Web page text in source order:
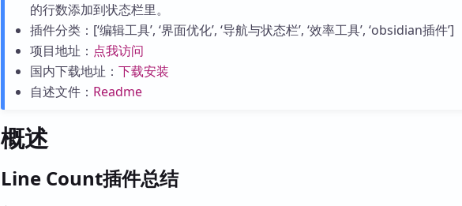
的行数添加到状态栏里。
插件分类：[‘编辑工具’, ‘界面优化’, ‘导航与状态栏’, ‘效率工具’, ‘obsidian插件’]
项目地址： 点我访问
国内下载地址： 下载安装
自述文件： Readme
概述
Line Count插件总结